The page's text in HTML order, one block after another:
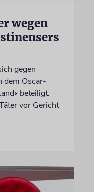
wegen
gegen
dem Oscar-
beteiligt.
vor Gericht